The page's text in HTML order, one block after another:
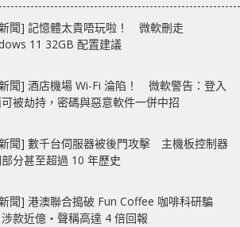
聞] 記憶體太貴唔玩啦！ 微軟刪走
11 32GB 配置建議
聞] 酒店機場 Wi-Fi 淪陷！ 微軟警告：登入
被劫持，密碼與惡意軟件一併中招
聞] 數千台伺服器被後門攻擊 主機板控制器
分甚至超過 10 年歷史
聞] 港澳聯合搗破 Fun Coffee 咖啡科研騙
款近億‧聲稱高達 4 倍回報